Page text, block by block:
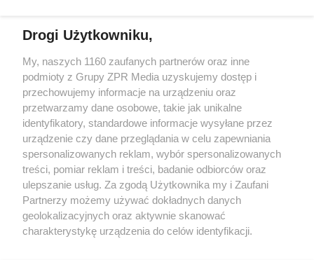
rozpowszechniany lub dalej rozpowszechniany w jakikolwiek sposób
(w tym także elektroniczny lub mechaniczny) na jakimkolwiek polu
eksploatacji w jakiejkolwiek formie, włącznie z umieszczaniem w
Internecie bez pisemnej zgody właściciela praw. Jakiekolwiek użycie
lub wykorzystanie utworów w całości lub w części z naruszeniem
prawa, tzn. bez właściwej zgody, jest zabronione pod groźbą kary i
może być ścigane prawnie.
O nas
Drogi Użytkowniku,
My, naszych 1160 zaufanych partnerów oraz inne
podmioty z Grupy ZPR Media uzyskujemy dostęp i
przechowujemy informacje na urządzeniu oraz
przetwarzamy dane osobowe, takie jak unikalne
identyfikatory, standardowe informacje wysyłane przez
urządzenie czy dane przeglądania w celu zapewniania
spersonalizowanych reklam, wybór spersonalizowanych
treści, pomiar reklam i treści, badanie odbiorców oraz
ulepszanie usług. Za zgodą Użytkownika my i Zaufani
Partnerzy możemy używać dokładnych danych
geolokalizacyjnych oraz aktywnie skanować
charakterystykę urządzenia do celów identyfikacji.